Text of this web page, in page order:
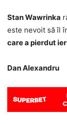
Stan Wawrinka
este nevoit să îl
care a pierdut
Dan Alexandru